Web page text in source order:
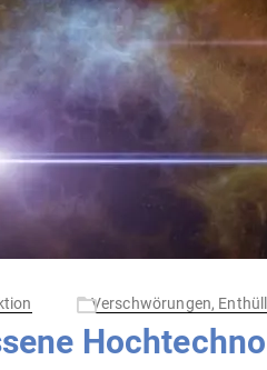
Verschwörungen,